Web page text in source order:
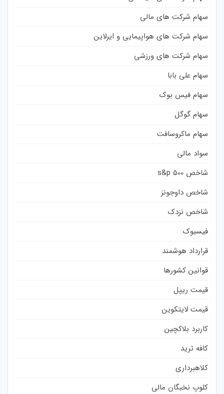
سهام شرکت های مالی
سهام شرکت های هواپیمایی و ایرلاین
سهام شرکت های ورزشی
سهام علی بابا
سهام فیس بوک
سهام گوگل
سهام ماکروسافت
سواد مالی
شاخص s&p 500
شاخص داوجونز
شاخص نزدک
فیسبوک
قرارداد هوشمند
قوانین کشورها
قیمت ریپل
قیمت لایتکوین
کاربرد بلاکچین
کافه ترید
کلاهبرداری
کلوپ نخبگان مالی